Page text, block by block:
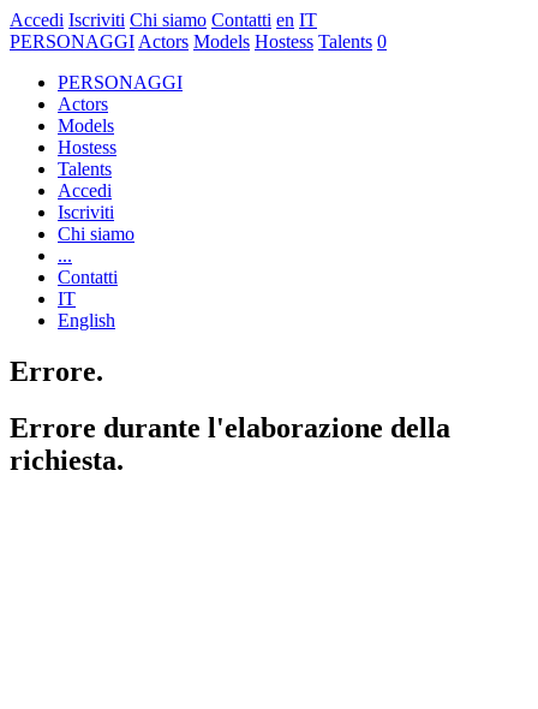
Accedi Iscriviti Chi siamo Contatti en IT
PERSONAGGI Actors Models Hostess Talents 0
PERSONAGGI
Actors
Models
Hostess
Talents
Accedi
Iscriviti
Chi siamo
...
Contatti
IT
English
Errore.
Errore durante l'elaborazione della
richiesta.